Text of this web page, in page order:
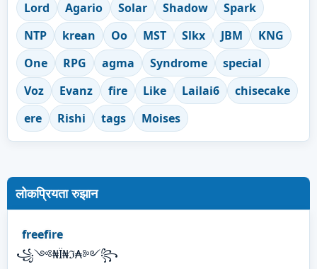
Lord Agario Solar Shadow
Spark
NTP
krean Oo MST Slkx JBM
KNG
One
RPG agma Syndrome
special
Voz
Evanz fire Like Lailai6
chisecake
ere
Rishi tags Moises
लोकप्रियता रुझान
freefire
꧁༺₦Ї₦ℑ₳༻꧂